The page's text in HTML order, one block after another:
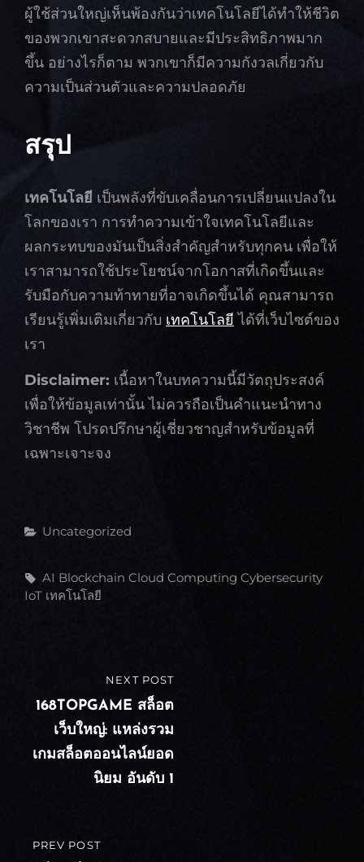
ผู้ใช้ส่วนใหญ่เห็นพ้องกันว่าเทคโนโลยีได้ทำให้ชีวิต
ของพวกเขาสะดวกสบายและมีประสิทธิภาพมาก
ขึ้น อย่างไรก็ตาม พวกเขาก็มีความกังวลเกี่ยวกับ
ความเป็นส่วนตัวและความปลอดภัย
สรุป
เทคโนโลยี เป็นพลังที่ขับเคลื่อนการเปลี่ยนแปลงใน
โลกของเรา การทำความเข้าใจเทคโนโลยีและ
ผลกระทบของมันเป็นสิ่งสำคัญสำหรับทุกคน เพื่อให้
เราสามารถใช้ประโยชน์จากโอกาสที่เกิดขึ้นและ
รับมือกับความท้าทายที่อาจเกิดขึ้นได้ คุณสามารถ
เรียนรู้เพิ่มเติมเกี่ยวกับ เทคโนโลยี ได้ที่เว็บไซต์ของ
เรา
Disclaimer: เนื้อหาในบทความนี้มีวัตถุประสงค์
เพื่อให้ข้อมูลเท่านั้น ไม่ควรถือเป็นคำแนะนำทาง
วิชาชีพ โปรดปรึกษาผู้เชี่ยวชาญสำหรับข้อมูลที่
เฉพาะเจาะจง
Categories
Uncategorized
Tags,
AI Blockchain Cloud Computing Cybersecurity
IoT เทคโนโลยี
เรื่อง
PREVIOUS
PREV POST
POST
NEXT POST
168TOPGAME สล็อต
เว็บใหญ่: แหล่งรวม
เกมสล็อตออนไลน์ยอด
นิยม อันดับ 1